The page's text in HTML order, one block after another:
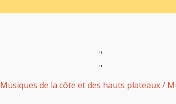
"
"
de la côte et des hauts plateaux /